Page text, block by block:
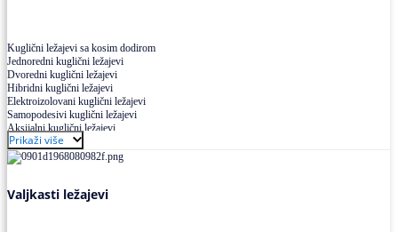
Kuglični ležajevi sa kosim dodirom
Jednoredni kuglični ležajevi
Dvoredni kuglični ležajevi
Hibridni kuglični ležajevi
Elektroizolovani kuglični ležajevi
Samopodesivi kuglični ležajevi
Aksijalni kuglični ležajevi
Kuglični ležajevi od nerđajućeg čelika
Prikaži više
Valjkasti ležajevi